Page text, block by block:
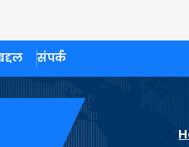
संपर्क